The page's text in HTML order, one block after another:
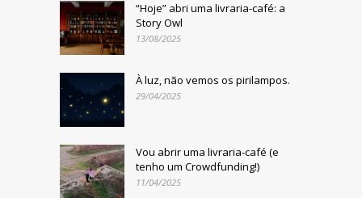
“Hoje” abri uma livraria-café: a
Story Owl
13/08/2025
À luz, não vemos os pirilampos.
29/04/2025
Vou abrir uma livraria-café (e
tenho um Crowdfunding!)
11/04/2025